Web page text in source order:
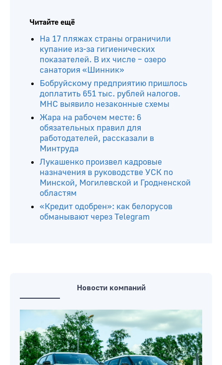
Читайте ещё
На 17 пляжах страны ограничили
купание из-за гигиенических
показателей. В их числе – озеро
санатория «Шинник»
Бобруйскому предприятию пришлось
доплатить 651 тыс. рублей налогов.
МНС выявило незаконные схемы
Жара на рабочем месте: 6
обязательных правил для
работодателей, рассказали в
Минтруда
Лукашенко произвел кадровые
назначения в руководстве УСК по
Минской, Могилевской и Гродненской
областям
«Кредит одобрен»: как белорусов
обманывают через Telegram
Новости компаний